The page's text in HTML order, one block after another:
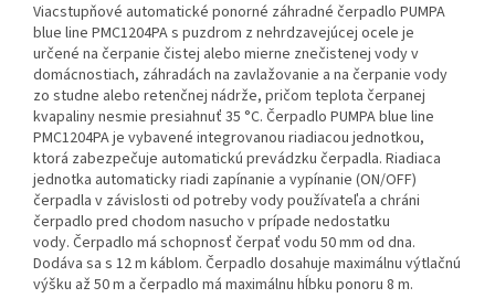
Viacstupňové automatické ponorné záhradné čerpadlo PUMPA
blue line PMC1204PA s puzdrom z nehrdzavejúcej ocele je
určené na čerpanie čistej alebo mierne znečistenej vody v
domácnostiach, záhradách na zavlažovanie a na čerpanie vody
zo studne alebo retenčnej nádrže, pričom teplota čerpanej
kvapaliny nesmie presiahnuť 35 °C. Čerpadlo PUMPA blue line
PMC1204PA je vybavené integrovanou riadiacou jednotkou,
ktorá zabezpečuje automatickú prevádzku čerpadla. Riadiaca
jednotka automaticky riadi zapínanie a vypínanie (ON/OFF)
čerpadla v závislosti od potreby vody používateľa a chráni
čerpadlo pred chodom nasucho v prípade nedostatku
vody. Čerpadlo má schopnosť čerpať vodu 50 mm od dna.
Dodáva sa s 12 m káblom. Čerpadlo dosahuje maximálnu výtlačnú
výšku až 50 m a čerpadlo má maximálnu hĺbku ponoru 8 m.